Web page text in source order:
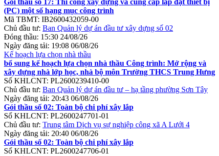
Gói thầu số 17: Thi công xây dựng và cung cấp lắp đặt thiết bị
(PC) một số hạng mục công trình
Mã TBMT: IB2600432059-00
Chủ đầu tư: Ban Quản lý dự án đầu tư xây dựng số 02
Đóng thầu: 15:30 24/08/26
Ngày đăng tải: 19:08 06/08/26
Kế hoạch lựa chọn nhà thầu
bổ sung kế hoạch lựa chọn nhà thầu Công trình: Mở rộng và
xây dựng nhà lớp học, nhà bộ môn Trường THCS Trung Hưng
Số KHLCNT: PL2600239410-00
Chủ đầu tư: Ban Quản lý dự án đầu tư – hạ tầng phường Sơn Tây
Ngày đăng tải: 20:43 06/08/26
Gói thầu số 02: Toàn bộ chi phí xây lắp
Số KHLCNT: PL2600247701-01
Chủ đầu tư: Trung tâm Dịch vụ sự nghiệp công xã A Lưới 4
Ngày đăng tải: 20:40 06/08/26
Gói thầu số 02: Toàn bộ chi phí xây lắp
Số KHLCNT: PL2600247706-01